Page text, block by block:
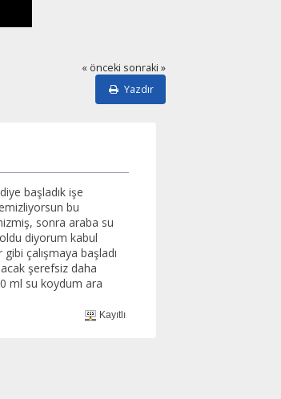
« önceki sonraki »
Yazdır
başladık işe
bu
sonra araba su
diyorum kabul
çalışmaya başladı
şerefsiz daha
ml su koydum ara
Kayıtlı